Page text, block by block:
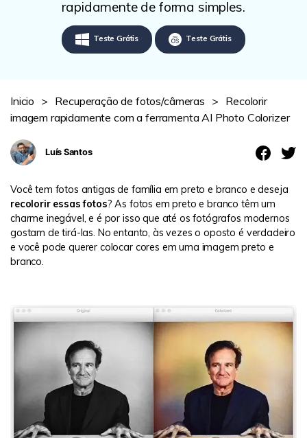
rapidamente de forma simples.
Teste Grátis Teste Grátis
Inicio > Recuperação de fotos/câmeras > Recolorir
imagem rapidamente com a ferramenta AI Photo Colorizer
Luís Santos
Você tem fotos antigas de família em preto e branco e deseja
recolorir essas fotos? As fotos em preto e branco têm um
charme inegável, e é por isso que até os fotógrafos modernos
gostam de tirá-las. No entanto, às vezes o oposto é verdadeiro
e você pode querer colocar cores em uma imagem preto e
branco.